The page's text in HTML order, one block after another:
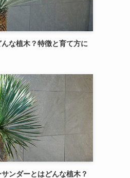
な植木？特徴と育て方に
ンダーとはどんな植木？